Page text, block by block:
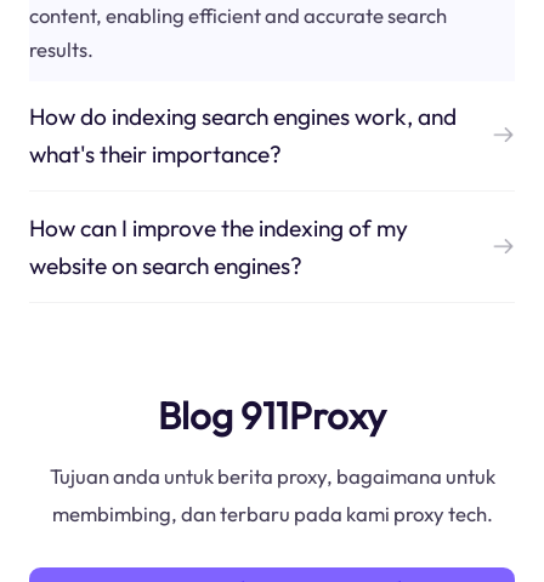
content, enabling efficient and accurate search
results.
How do indexing search engines work, and
what's their importance?
How can I improve the indexing of my
website on search engines?
Blog 911Proxy
Tujuan anda untuk berita proxy, bagaimana untuk
membimbing, dan terbaru pada kami proxy tech.